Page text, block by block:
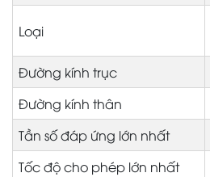
Loại
Đường kính trục
Đường kính thân
Tần số đáp ứng lớn nhất
Tốc độ cho phép lớn nhất